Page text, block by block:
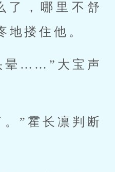
了，哪里不舒
地搂住他。
……”大宝声
”霍长凛判断